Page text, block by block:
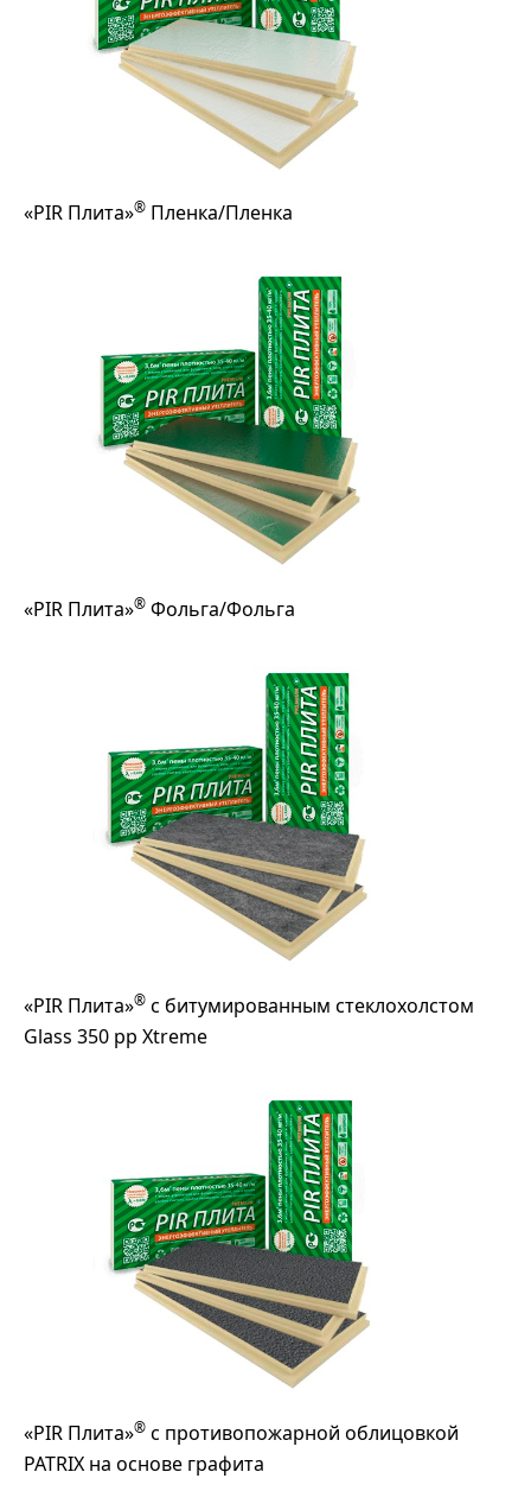
«PIR Плита»® Пленка/Пленка
«PIR Плита»® Фольга/Фольга
«PIR Плита»® с битумированным стеклохолстом
Glass 350 pp Xtreme
«PIR Плита»® с противопожарной облицовкой
PATRIX на основе графита